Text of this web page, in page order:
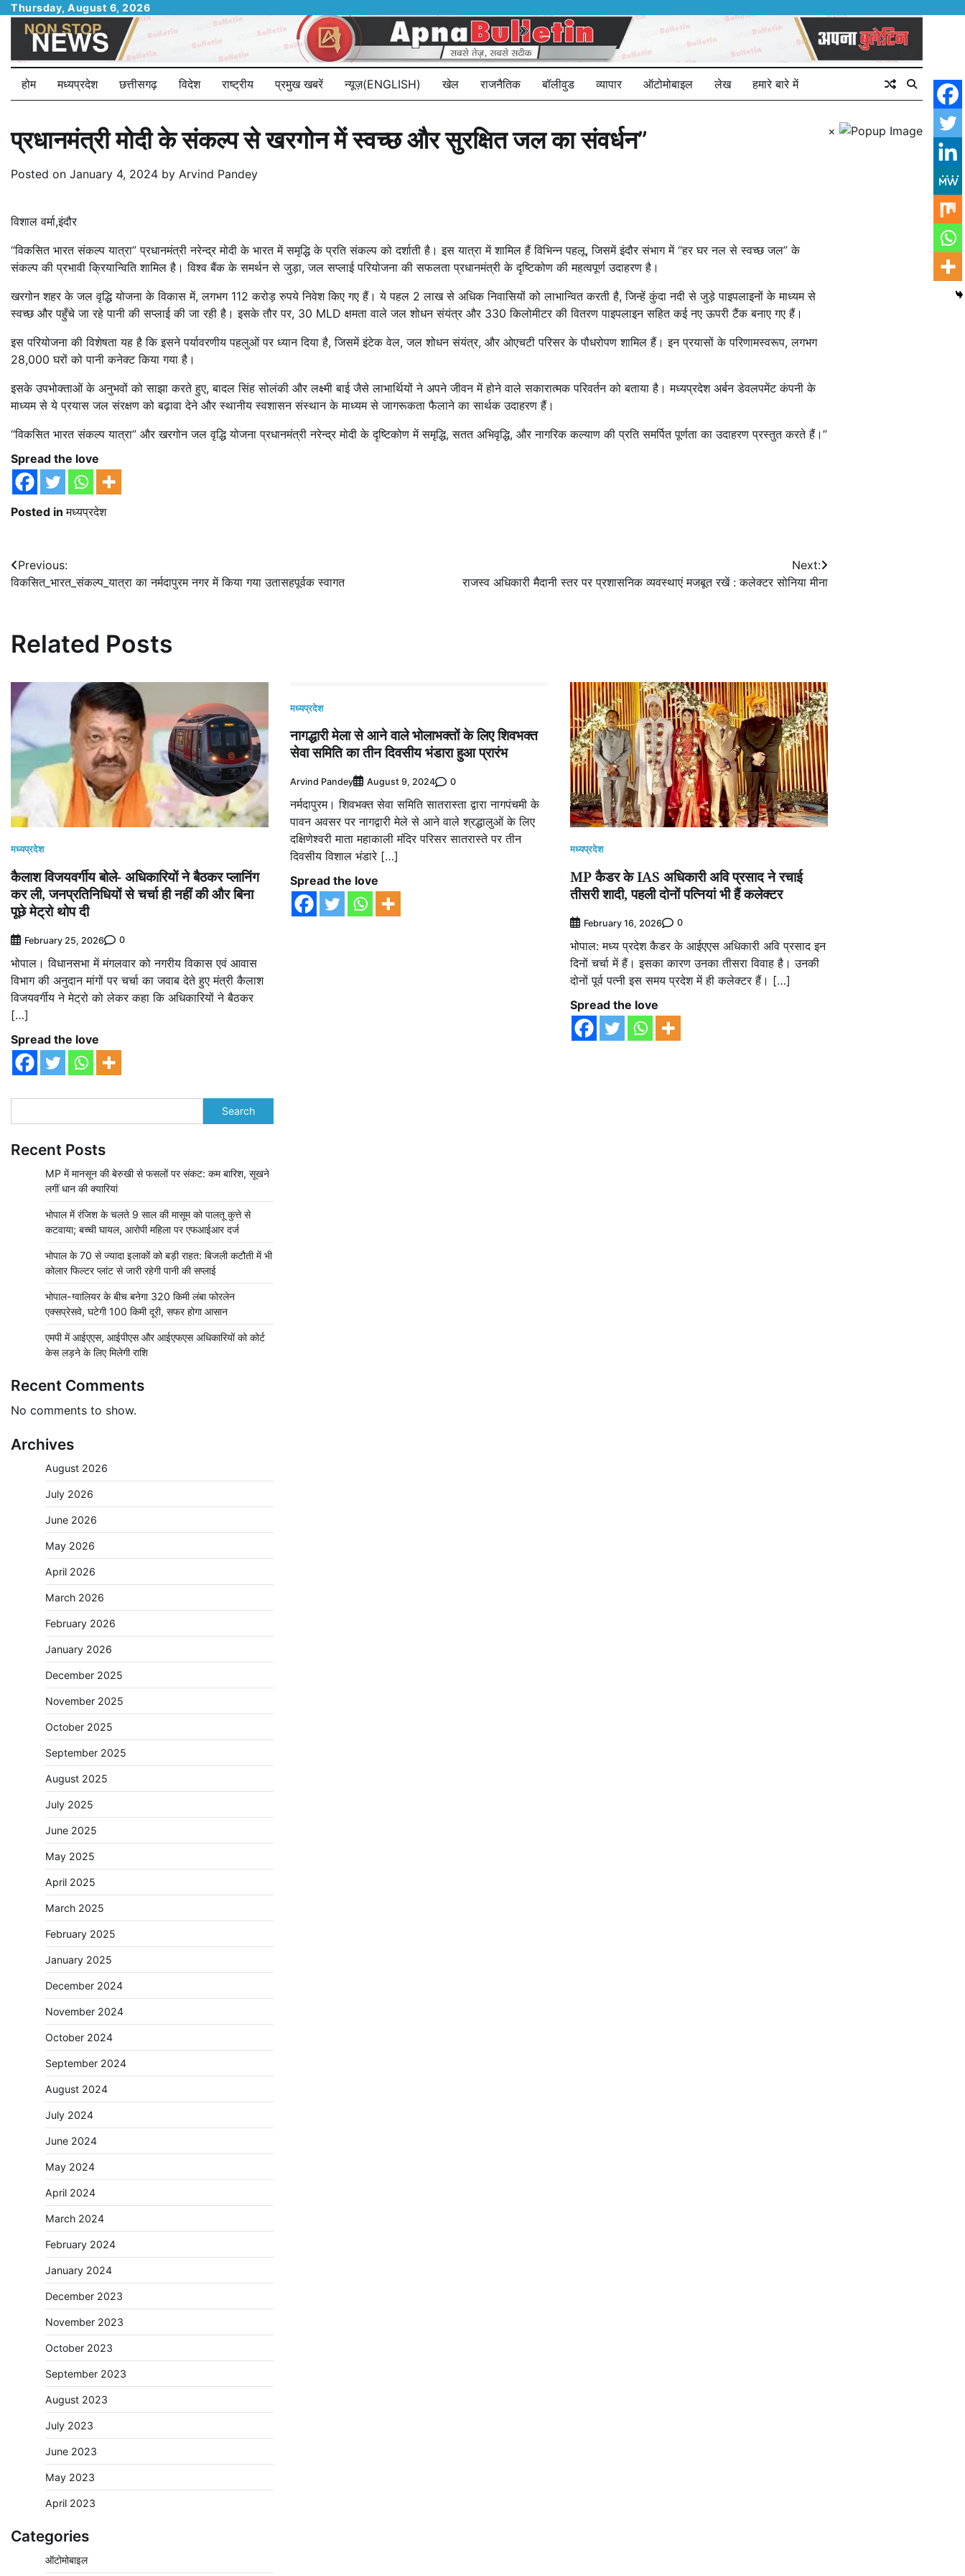
Skip
content
Thursday, August 6, 2026
होम मध्यप्रदेश छत्तीसगढ़ विदेश राष्ट्रीय प्रमुख खबरें न्यूज़(ENGLISH) खेल राजनैतिक बॉलीवुड व्यापार ऑटोमोबाइल लेख हमारे बारे में
प्रधानमंत्री मोदी के संकल्प से खरगोन में स्वच्छ और सुरक्षित जल का संवर्धन”
Posted on January 4, 2024 by Arvind Pandey
विशाल वर्मा,इंदौर
“विकसित भारत संकल्प यात्रा” प्रधानमंत्री नरेन्द्र मोदी के भारत में समृद्धि के प्रति संकल्प को दर्शाती है। इस यात्रा में शामिल हैं विभिन्न पहलू, जिसमें इंदौर संभाग में “हर घर नल से स्वच्छ जल” के
संकल्प की प्रभावी क्रियान्विति शामिल है। विश्व बैंक के समर्थन से जुड़ा, जल सप्लाई परियोजना की सफलता प्रधानमंत्री के दृष्टिकोण की महत्वपूर्ण उदाहरण है।
खरगोन शहर के जल वृद्धि योजना के विकास में, लगभग 112 करोड़ रुपये निवेश किए गए हैं। ये पहल 2 लाख से अधिक निवासियों को लाभान्वित करती है, जिन्हें कुंदा नदी से जुड़े पाइपलाइनों के माध्यम से
स्वच्छ और पहुँचे जा रहे पानी की सप्लाई की जा रही है। इसके तौर पर, 30 MLD क्षमता वाले जल शोधन संयंत्र और 330 किलोमीटर की वितरण पाइपलाइन सहित कई नए ऊपरी टैंक बनाए गए हैं।
इस परियोजना की विशेषता यह है कि इसने पर्यावरणीय पहलुओं पर ध्यान दिया है, जिसमें इंटेक वेल, जल शोधन संयंत्र, और ओएचटी परिसर के पौधरोपण शामिल हैं। इन प्रयासों के परिणामस्वरूप, लगभग
28,000 घरों को पानी कनेक्ट किया गया है।
इसके उपभोक्ताओं के अनुभवों को साझा करते हुए, बादल सिंह सोलंकी और लक्ष्मी बाई जैसे लाभार्थियों ने अपने जीवन में होने वाले सकारात्मक परिवर्तन को बताया है। मध्यप्रदेश अर्बन डेवलपमेंट कंपनी के
माध्यम से ये प्रयास जल संरक्षण को बढ़ावा देने और स्थानीय स्वशासन संस्थान के माध्यम से जागरूकता फैलाने का सार्थक उदाहरण हैं।
“विकसित भारत संकल्प यात्रा” और खरगोन जल वृद्धि योजना प्रधानमंत्री नरेन्द्र मोदी के दृष्टिकोण में समृद्धि, सतत अभिवृद्धि, और नागरिक कल्याण की प्रति समर्पित पूर्णता का उदाहरण प्रस्तुत करते हैं।”
Spread the love
Posted inमध्यप्रदेश
Post
navigation
Previous:
विकसित_भारत_संकल्प_यात्रा का नर्मदापुरम नगर में किया गया उतासहपूर्वक स्वागत
Next:
राजस्व अधिकारी मैदानी स्तर पर प्रशासनिक व्यवस्थाएं मजबूत रखें : कलेक्टर सोनिया मीना
Related Posts
मध्यप्रदेश
कैलाश विजयवर्गीय बोले- अधिकारियों ने बैठकर प्लानिंग
कर ली, जनप्रतिनिधियों से चर्चा ही नहीं की और बिना
पूछे मेट्रो थोप दी
February 25, 2026 0
भोपाल। विधानसभा में मंगलवार को नगरीय विकास एवं आवास
विभाग की अनुदान मांगों पर चर्चा का जवाब देते हुए मंत्री कैलाश
विजयवर्गीय ने मेट्रो को लेकर कहा कि अधिकारियों ने बैठकर
[…]
Spread the love
मध्यप्रदेश
नागद्धारी मेला से आने वाले भोलाभक्तों के लिए शिवभक्त
सेवा समिति का तीन दिवसीय भंडारा हुआ प्रारंभ
Arvind Pandey August 9, 2024 0
नर्मदापुरम। शिवभक्त सेवा समिति सातरास्ता द्वारा नागपंचमी के
पावन अवसर पर नागद्वारी मेले से आने वाले श्रद्धालुओं के लिए
दक्षिणेश्वरी माता महाकाली मंदिर परिसर सातरास्ते पर तीन
दिवसीय विशाल भंडारे […]
Spread the love
मध्यप्रदेश
MP कैडर के IAS अधिकारी अवि प्रसाद ने रचाई
तीसरी शादी, पहली दोनों पत्नियां भी हैं कलेक्टर
February 16, 2026 0
भोपाल: मध्य प्रदेश कैडर के आईएएस अधिकारी अवि प्रसाद इन
दिनों चर्चा में हैं। इसका कारण उनका तीसरा विवाह है। उनकी
दोनों पूर्व पत्नी इस समय प्रदेश में ही कलेक्टर हैं। […]
Spread the love
×
Search
Recent Posts
MP में मानसून की बेरुखी से फसलों पर संकट: कम बारिश, सूखने
लगीं धान की क्यारियां
भोपाल में रंजिश के चलते 9 साल की मासूम को पालतू कुत्ते से
कटवाया; बच्ची घायल, आरोपी महिला पर एफआईआर दर्ज
भोपाल के 70 से ज्यादा इलाकों को बड़ी राहत: बिजली कटौती में भी
कोलार फिल्टर प्लांट से जारी रहेगी पानी की सप्लाई
भोपाल-ग्वालियर के बीच बनेगा 320 किमी लंबा फोरलेन
एक्सप्रेसवे, घटेगी 100 किमी दूरी, सफर होगा आसान
एमपी में आईएएस, आईपीएस और आईएफएस अधिकारियों को कोर्ट
केस लड़ने के लिए मिलेगी राशि
Recent Comments
No comments to show.
Archives
August 2026
July 2026
June 2026
May 2026
April 2026
March 2026
February 2026
January 2026
December 2025
November 2025
October 2025
September 2025
August 2025
July 2025
June 2025
May 2025
April 2025
March 2025
February 2025
January 2025
December 2024
November 2024
October 2024
September 2024
August 2024
July 2024
June 2024
May 2024
April 2024
March 2024
February 2024
January 2024
December 2023
November 2023
October 2023
September 2023
August 2023
July 2023
June 2023
May 2023
April 2023
Categories
ऑटोमोबाइल